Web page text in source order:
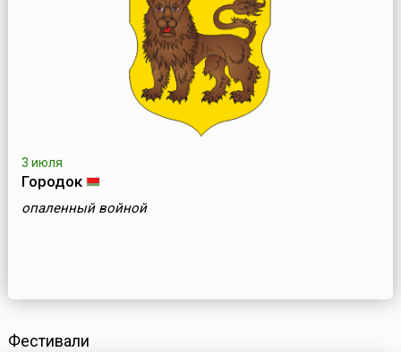
3 июля
Городок
опаленный войной
Фестивали